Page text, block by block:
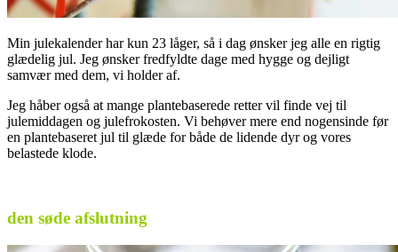
Min julekalender har kun 23 låger, så i dag ønsker jeg alle en rigtig
glædelig jul. Jeg ønsker fredfyldte dage med hygge og dejligt
samvær med dem, vi holder af.
Jeg håber også at mange plantebaserede retter vil finde vej til
julemiddagen og julefrokosten. Vi behøver mere end nogensinde før
en plantebaseret jul til glæde for både de lidende dyr og vores
belastede klode.
den søde afslutning